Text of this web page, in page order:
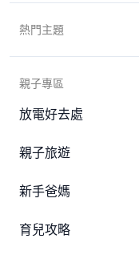
熱門主題
親子專區
放電好去處
親子旅遊
新手爸媽
育兒攻略